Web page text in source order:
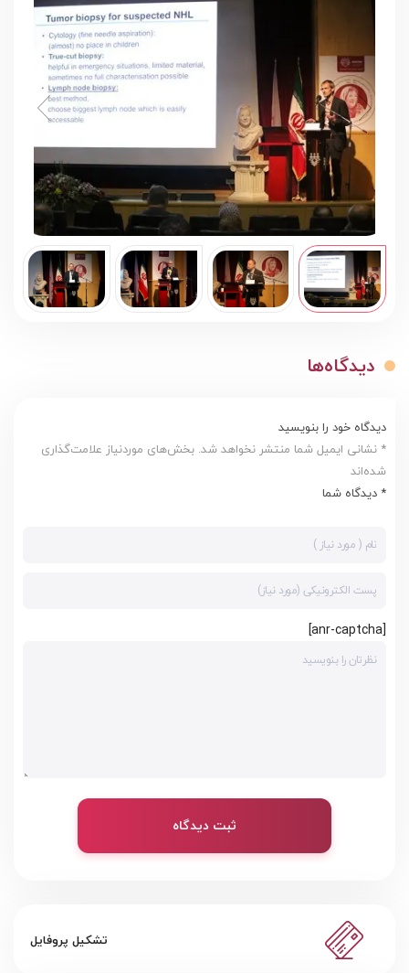
دیدگاه‌ها
دیدگاه خود را بنویسید
* نشانی ایمیل شما منتشر نخواهد شد. بخش‌های موردنیاز علامت‌گذاری
شده‌اند
* دیدگاه شما
[anr-captcha]
ثبت دیدگاه
تشکیل پروفایل